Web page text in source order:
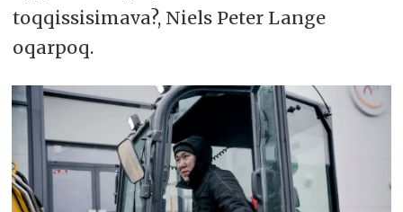
toqqissisimava?, Niels Peter Lange
oqarpoq.